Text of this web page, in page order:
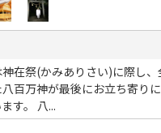
在祭(かみありさい)に際し
百万神が最後にお立ち寄り
す。 八...